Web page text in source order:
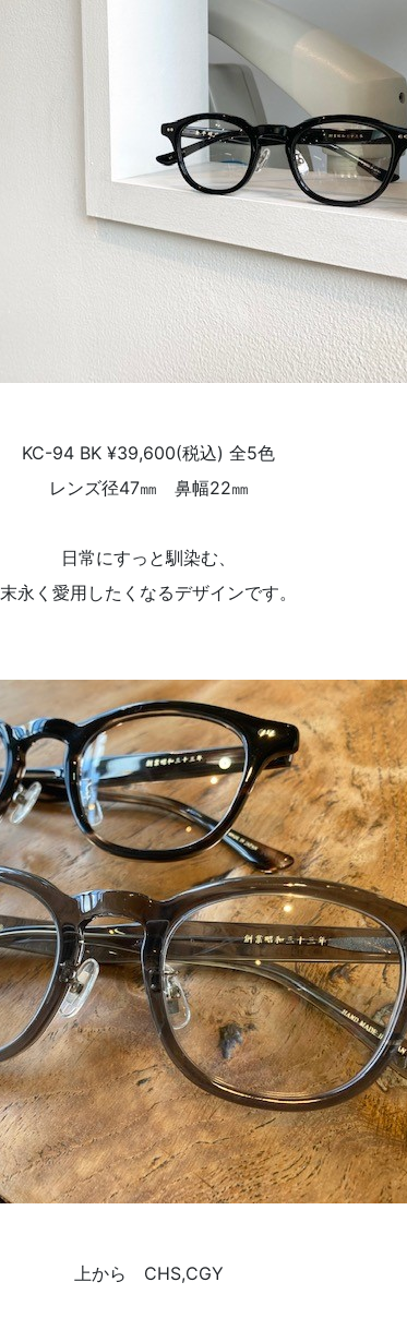
KC-94 BK ¥39,600(税込) 全5色
レンズ径47㎜ 鼻幅22㎜
日常にすっと馴染む、
末永く愛用したくなるデザインです。
上から CHS,CGY